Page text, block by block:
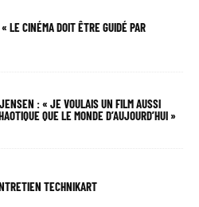
LE CINÉMA DOIT ÊTRE GUIDÉ PAR
: « JE VOULAIS UN FILM AUSSI
QUE LE MONDE D’AUJOURD’HUI »
TECHNIKART